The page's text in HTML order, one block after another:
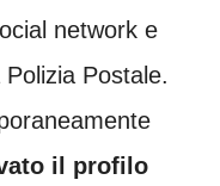
network e
Postale.
il profilo